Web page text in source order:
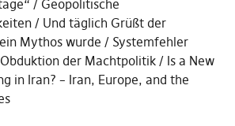
Geopolitische
Und täglich Grüßt der
Mythos wurde
Systemfehler
der Machtpolitik
Is a New
in Iran? – Iran, Europe, and the